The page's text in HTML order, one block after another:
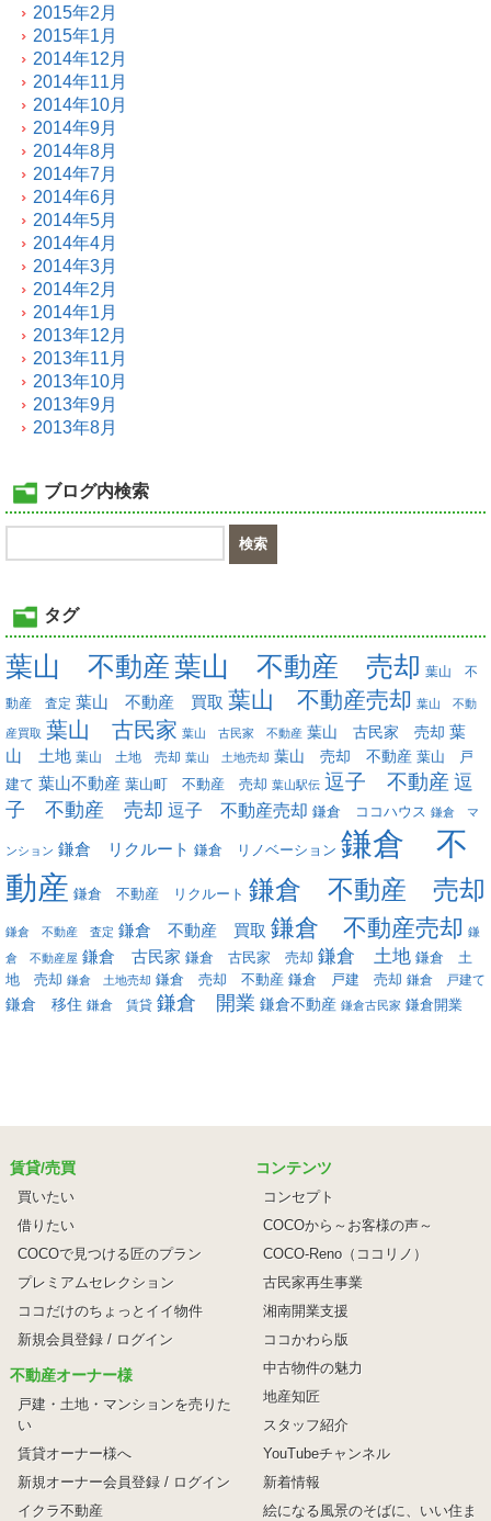
2015年2月
2015年1月
2014年12月
2014年11月
2014年10月
2014年9月
2014年8月
2014年7月
2014年6月
2014年5月
2014年4月
2014年3月
2014年2月
2014年1月
2013年12月
2013年11月
2013年10月
2013年9月
2013年8月
ブログ内検索
タグ
葉山 不動産葉山 不動産 売却 葉山 不
動産 査定 葉山 不動産 買取 葉山 不動産売却 葉山 不動
産買取 葉山 古民家 葉山 古民家 不動産 葉山 古民家 売却 葉
山 土地 葉山 土地 売却 葉山 土地売却 葉山 売却 不動産 葉山 戸
建て 葉山不動産 葉山町 不動産 売却 葉山駅伝 逗子 不動産 逗
子 不動産 売却 逗子 不動産売却 鎌倉 ココハウス 鎌倉 マ
ンション 鎌倉 リクルート 鎌倉 リノベーション 鎌倉 不
動産 鎌倉 不動産 リクルート 鎌倉 不動産 売却
鎌倉 不動産 査定 鎌倉 不動産 買取 鎌倉 不動産売却 鎌
倉 不動産屋 鎌倉 古民家 鎌倉 古民家 売却 鎌倉 土地 鎌倉 土
地 売却 鎌倉 土地売却 鎌倉 売却 不動産 鎌倉 戸建 売却 鎌倉 戸建て
鎌倉 移住 鎌倉 賃貸 鎌倉 開業 鎌倉不動産 鎌倉古民家 鎌倉開業
賃貸/売買
買いたい
借りたい
COCOで見つける匠のプラン
プレミアムセレクション
ココだけのちょっとイイ物件
新規会員登録 / ログイン
不動産オーナー様
戸建・土地・マンションを売りた
い
賃貸オーナー様へ
新規オーナー会員登録 / ログイン
イクラ不動産
コンテンツ
コンセプト
COCOから～お客様の声～
COCO-Reno（ココリノ）
古民家再生事業
湘南開業支援
ココかわら版
中古物件の魅力
地産知匠
スタッフ紹介
YouTubeチャンネル
新着情報
絵になる風景のそばに、 いい住ま